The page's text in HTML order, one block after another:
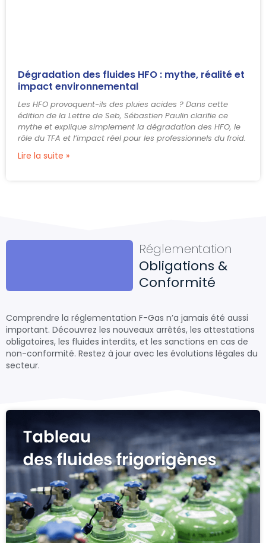
Dégradation des fluides HFO : mythe, réalité et
impact environnemental
Les HFO provoquent-ils des pluies acides ? Dans cette
édition de la Lettre de Seb, Sébastien Paulin clarifie ce
mythe et explique simplement la dégradation des HFO, le
rôle du TFA et l’impact réel pour les professionnels du froid.
Lire la suite »
Réglementation
Obligations &
Conformité
Comprendre la réglementation F-Gas n’a jamais été aussi
important. Découvrez les nouveaux arrêtés, les attestations
obligatoires, les fluides interdits, et les sanctions en cas de
non-conformité. Restez à jour avec les évolutions légales du
secteur.